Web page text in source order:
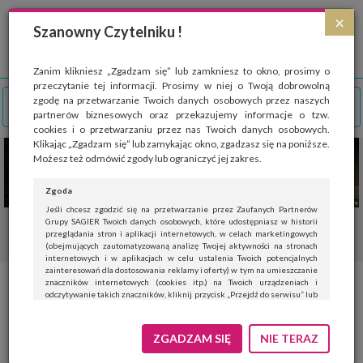
×
Szanowny Czytelniku !
Zanim klikniesz „Zgadzam się” lub zamkniesz to okno, prosimy o
przeczytanie tej informacji. Prosimy w niej o Twoją dobrowolną
zgodę na przetwarzanie Twoich danych osobowych przez naszych
partnerów biznesowych oraz przekazujemy informacje o tzw.
cookies i o przetwarzaniu przez nas Twoich danych osobowych.
Klikając „Zgadzam się” lub zamykając okno, zgadzasz się na poniższe.
Możesz też odmówić zgody lub ograniczyć jej zakres.
Zgoda
Jeśli chcesz zgodzić się na przetwarzanie przez Zaufanych Partnerów
Grupy SAGIER Twoich danych osobowych, które udostępniasz w historii
przeglądania stron i aplikacji internetowych, w celach marketingowych
(obejmujących zautomatyzowaną analizę Twojej aktywności na stronach
internetowych i w aplikacjach w celu ustalenia Twoich potencjalnych
zainteresowań dla dostosowania reklamy i oferty) w tym na umieszczanie
znaczników internetowych (cookies itp.) na Twoich urządzeniach i
odczytywanie takich znaczników, kliknij przycisk „Przejdź do serwisu” lub
Jeśli nie chcesz wyrazić zgody, kliknij „Nie teraz”.
Wyrażenie zgody jest dobrowolne. Możesz edytować zakres zgody, w tym
ZGADZAM SIĘ NIE TERAZ
Strona wykorzystuje pliki cookies, które służą głównie do celów statystycznych.
Wyrażając zgodę na używanie 'cookies', zezwalasz na zapisanie ich w pamięci
przeglądarki. Przejdź do
polityki cookies